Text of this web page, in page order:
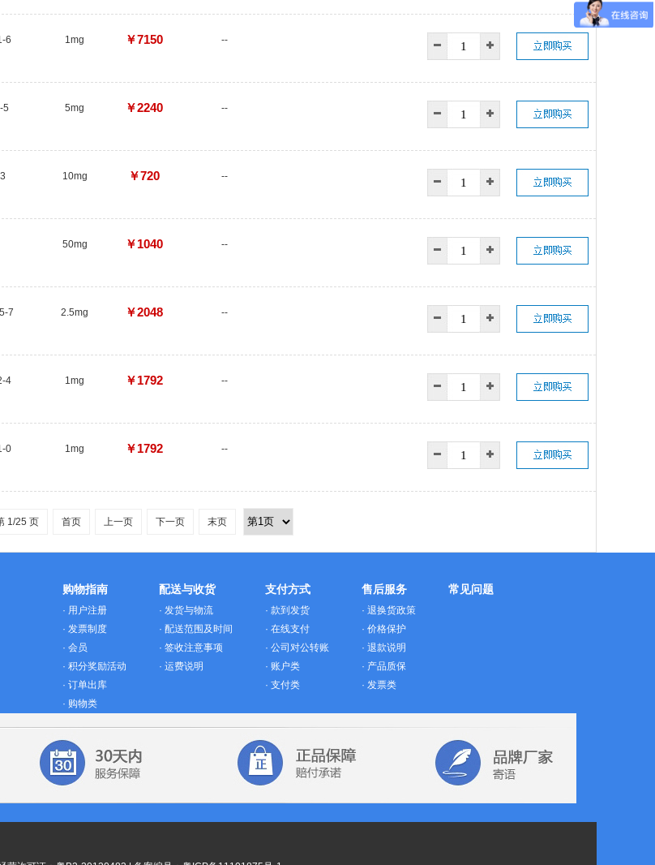
6 1mg ￥7150 --
5 5mg ￥2240 --
10mg ￥720 --
50mg ￥1040 --
7 2.5mg ￥2048 --
4 1mg ￥1792 --
0 1mg ￥1792 --
1/25 页 首页 上一页 下一页 末页
常见问题
售后服务
· 退换货政策
· 价格保护
· 退款说明
· 产品质保
· 发票类
支付方式
· 款到发货
· 在线支付
· 公司对公转账
· 账户类
· 支付类
配送与收货
· 发货与物流
· 配送范围及时间
· 签收注意事项
· 运费说明
购物指南
· 用户注册
· 发票制度
· 会员
· 积分奖励活动
· 订单出库
· 购物类